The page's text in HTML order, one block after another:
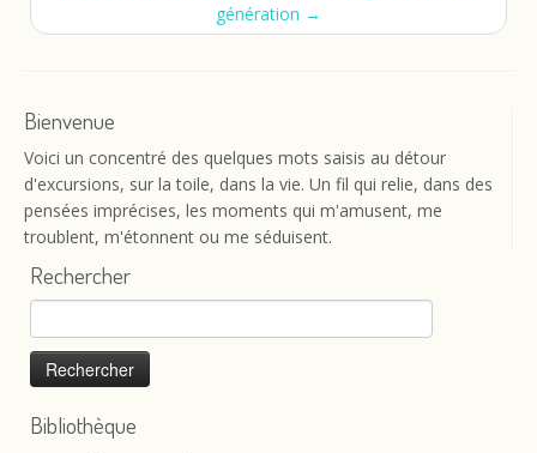
génération →
Bienvenue
Voici un concentré des quelques mots saisis au détour
d'excursions, sur la toile, dans la vie. Un fil qui relie, dans des
pensées imprécises, les moments qui m'amusent, me
troublent, m'étonnent ou me séduisent.
Rechercher
Rechercher :
Bibliothèque